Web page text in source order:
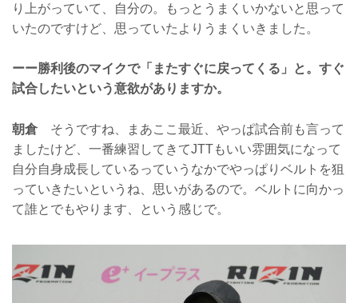
り上がっていて、自分の。もっとうまくいかないと思って
いたのですけど、思っていたよりうまくいきました。
ーー勝利後のマイクで「またすぐに戻ってくる」と。すぐ
試合したいという意欲がありますか。
朝倉そうですね、まあここ最近、やっぱ試合前も言って
ましたけど、一番練習してきてJTTもいい雰囲気になって
自分自身成長しているっていうなかでやっぱりベルトを狙
っていきたいというね、思いがあるので。ベルトに向かっ
て誰とでもやります、という感じで。